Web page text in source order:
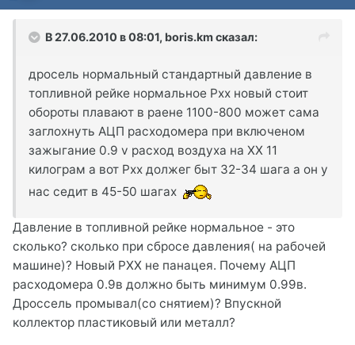
В 27.06.2010 в 08:01, boris.km сказал:
дросель нормальный стандартный давление в
топливной рейке нормальное Pxx новый стоит
обороты плавают в раене 1100-800 может сама
заглохнуть АЦП расходомера при включеном
зажыгание 0.9 v расход воздуха на ХХ 11
килограм а вот Рхх должег быт 32-34 шага а он у
нас седит в 45-50 шагах
Давление в топливной рейке нормальное - это
сколько? сколько при сбросе давления( на рабочей
машине)? Новый РХХ не панацея. Почему АЦП
расходомера 0.9в должно быть минимум 0.99в.
Дроссель промывал(со снятием)? Впускной
коллектор пластиковый или металл?